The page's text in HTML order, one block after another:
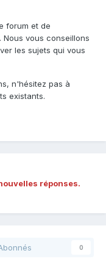
forum et de
vous conseillons
les sujets qui vous
n'hésitez pas à
existants.
réponses.
0